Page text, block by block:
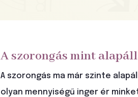
A szorongás mint
A szorongás ma már szinte
olyan mennyiségű inger ér